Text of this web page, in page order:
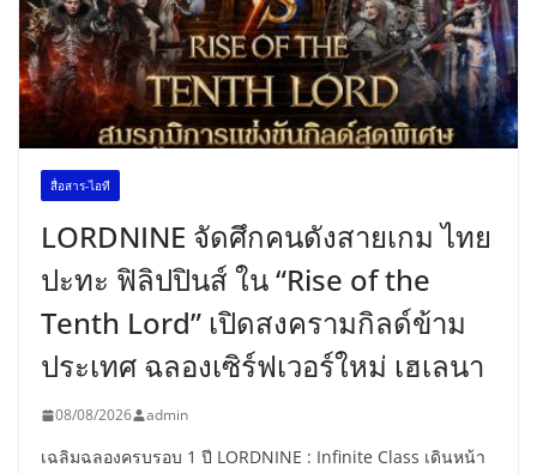
สื่อสาร-ไอที
LORDNINE จัดศึกคนดังสายเกม ไทย
ปะทะ ฟิลิปปินส์ ใน “Rise of the
Tenth Lord” เปิดสงครามกิลด์ข้าม
ประเทศ ฉลองเซิร์ฟเวอร์ใหม่ เฮเลนา
08/08/2026 admin
เฉลิมฉลองครบรอบ 1 ปี LORDNINE : Infinite Class เดินหน้า